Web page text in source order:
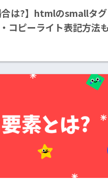
合は?】htmlのsmallタグ
コピーライト表記方法も